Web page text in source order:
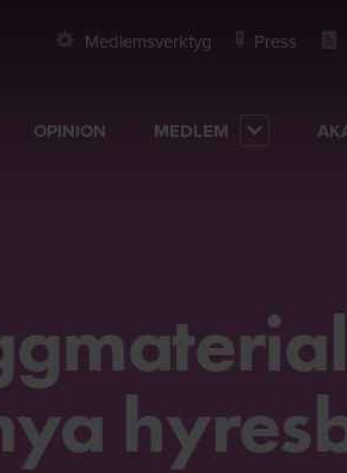
Medlemsverktyg Press
OPINION MEDLEM